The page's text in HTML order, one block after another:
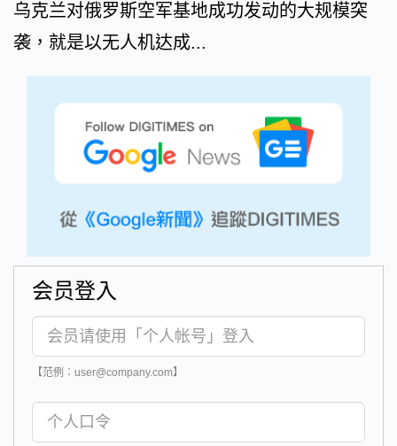
乌克兰对俄罗斯空军基地成功发动的大规模突
袭，就是以无人机达成...
会员登入
【范例：user@company.com】